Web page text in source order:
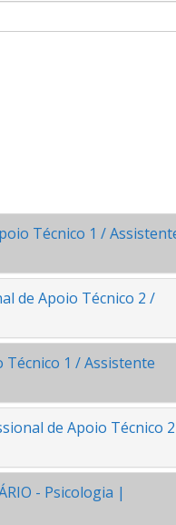
janela.
Técnico 1 /
de Apoio Técnico 2 /
Técnico 1 / Assistente
de Apoio Técnico
- Psicologia |